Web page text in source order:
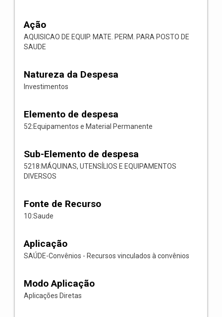
Ação
AQUISICAO DE EQUIP. MATE. PERM. PARA POSTO DE
SAUDE
Natureza da Despesa
Investimentos
Elemento de despesa
52:Equipamentos e Material Permanente
Sub-Elemento de despesa
5218:MÁQUINAS, UTENSÍLIOS E EQUIPAMENTOS
DIVERSOS
Fonte de Recurso
10:Saude
Aplicação
SAÚDE-Convênios - Recursos vinculados à convênios
Modo Aplicação
Aplicações Diretas